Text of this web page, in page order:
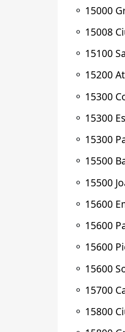
⚬ 15000
⚬ 15008
⚬ 15100
⚬ 15200
⚬ 15300
⚬ 15300
⚬ 15300
⚬ 15500
⚬ 15500
⚬ 15600
⚬ 15600
⚬ 15600
⚬ 15600
⚬ 15700
⚬ 15800